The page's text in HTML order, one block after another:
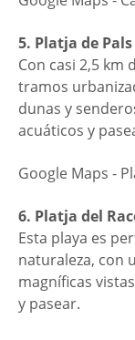
5. Platja de Pals
Con casi 2,5 km
tramos
dunas y
acuáticos y
Google Maps -
6. Platja del
Esta playa es
naturaleza, con
magníficas
y pasear.